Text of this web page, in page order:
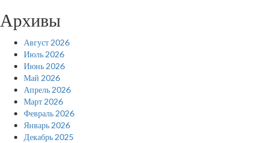
Архивы
Август 2026
Июль 2026
Июнь 2026
Май 2026
Апрель 2026
Март 2026
Февраль 2026
Январь 2026
Декабрь 2025